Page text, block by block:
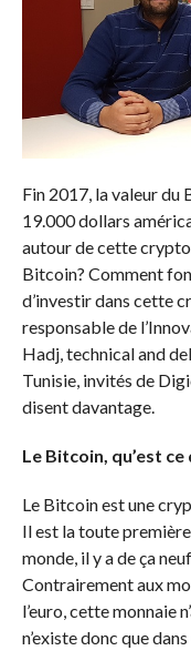
Fin 2017, la valeur du
19.000 dollars
autour de cette
Bitcoin? Comment
d’investir dans cette
responsable de
Hadj, technical and
Tunisie, invités de
disent davantage.
Le Bitcoin, qu’est ce
Le Bitcoin est une
Il est la toute
monde, il y a de ça
Contrairement aux
l’euro, cette monnaie
n’existe donc que